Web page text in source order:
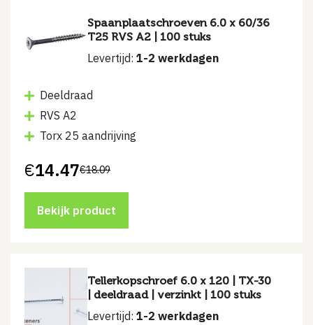
Spaanplaatschroeven 6.0 x 60/36
T25 RVS A2 | 100 stuks
Levertijd: 1-2 werkdagen
Deeldraad
RVS A2
Torx 25 aandrijving
€18.09
Oorspronkelijke
was:
€18.09.
€14.47
Huidige
is:
€14.47.
Bekijk product
Tellerkopschroef 6.0 x 120 | TX-30
| deeldraad | verzinkt | 100 stuks
Levertijd: 1-2 werkdagen